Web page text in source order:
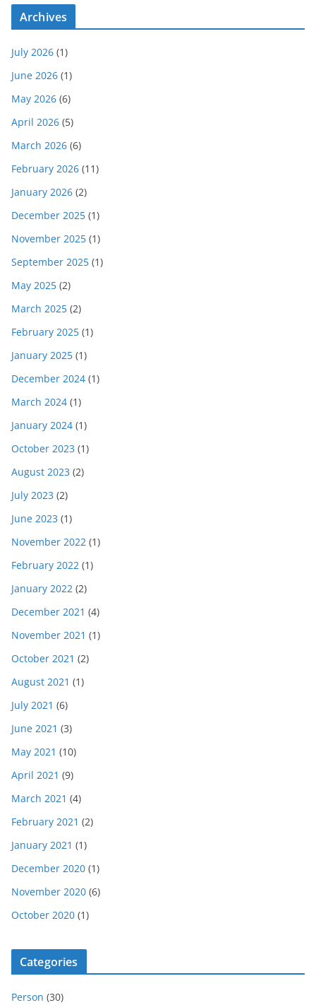
Archives
July 2026 (1)
June 2026 (1)
May 2026 (6)
April 2026 (5)
March 2026 (6)
February 2026 (11)
January 2026 (2)
December 2025 (1)
November 2025 (1)
September 2025 (1)
May 2025 (2)
March 2025 (2)
February 2025 (1)
January 2025 (1)
December 2024 (1)
March 2024 (1)
January 2024 (1)
October 2023 (1)
August 2023 (2)
July 2023 (2)
June 2023 (1)
November 2022 (1)
February 2022 (1)
January 2022 (2)
December 2021 (4)
November 2021 (1)
October 2021 (2)
August 2021 (1)
July 2021 (6)
June 2021 (3)
May 2021 (10)
April 2021 (9)
March 2021 (4)
February 2021 (2)
January 2021 (1)
December 2020 (1)
November 2020 (6)
October 2020 (1)
Categories
Person (30)